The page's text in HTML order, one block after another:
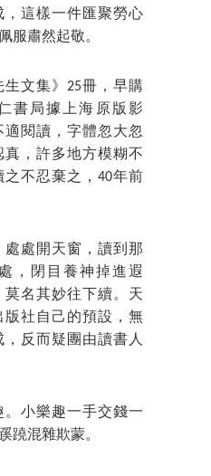
這樣一件匯聚勞心
服肅然起敬。
文集》25冊，早購
書局據上海原版影
適閱讀，字體忽大忽
，許多地方模糊不
不忍棄之，40年前
處處開天窗，讀到那
，閉目養神掉進遐
名其妙往下續。天
版社自己的預設，無
反而疑團由讀書人
。小樂趣一手交錢一
蹺混雜欺蒙。